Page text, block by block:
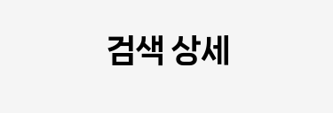
검색 상세